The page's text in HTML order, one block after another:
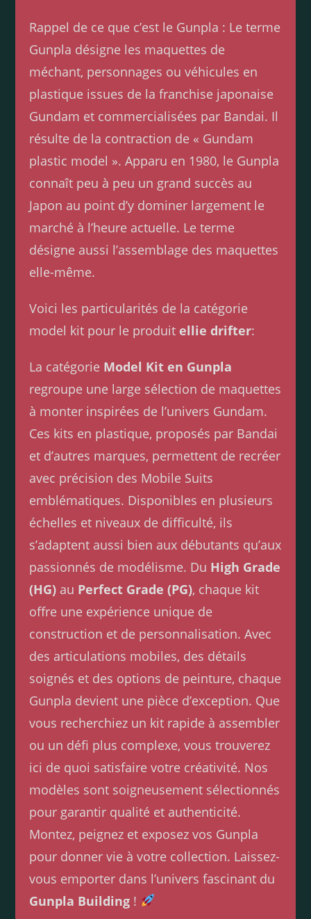
Rappel de ce que c’est le Gunpla : Le terme
Gunpla désigne les maquettes de
méchant, personnages ou véhicules en
plastique issues de la franchise japonaise
Gundam et commercialisées par Bandai. Il
résulte de la contraction de « Gundam
plastic model ». Apparu en 1980, le Gunpla
connaît peu à peu un grand succès au
Japon au point d’y dominer largement le
marché à l’heure actuelle. Le terme
désigne aussi l’assemblage des maquettes
elle-même.
Voici les particularités de la catégorie
model kit pour le produitellie drifter:
La catégorie Model Kit en Gunpla
regroupe une large sélection de maquettes
à monter inspirées de l’univers Gundam.
Ces kits en plastique, proposés par Bandai
et d’autres marques, permettent de recréer
avec précision des Mobile Suits
emblématiques. Disponibles en plusieurs
échelles et niveaux de difficulté, ils
s’adaptent aussi bien aux débutants qu’aux
passionnés de modélisme. Du High Grade
(HG) au Perfect Grade (PG), chaque kit
offre une expérience unique de
construction et de personnalisation. Avec
des articulations mobiles, des détails
soignés et des options de peinture, chaque
Gunpla devient une pièce d’exception. Que
vous recherchiez un kit rapide à assembler
ou un défi plus complexe, vous trouverez
ici de quoi satisfaire votre créativité. Nos
modèles sont soigneusement sélectionnés
pour garantir qualité et authenticité.
Montez, peignez et exposez vos Gunpla
pour donner vie à votre collection. Laissez-
vous emporter dans l’univers fascinant du
Gunpla Building !